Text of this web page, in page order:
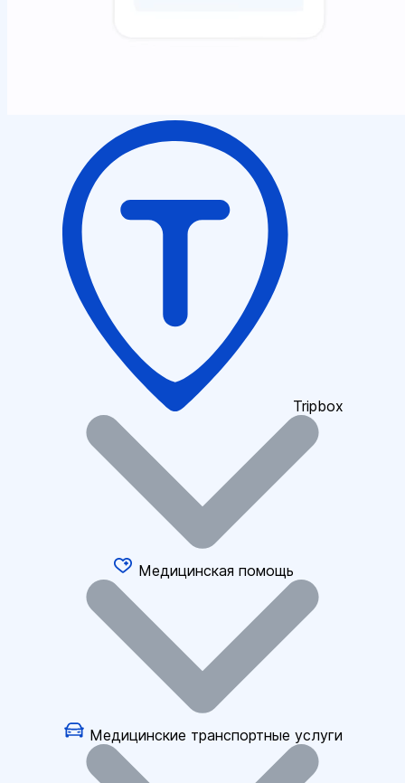
Tripbox
Медицинская помощь
Медицинские транспортные услуги